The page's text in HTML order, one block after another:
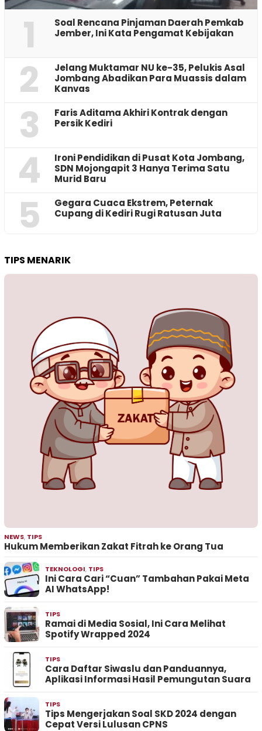
1
‎Soal Rencana Pinjaman Daerah Pemkab
Jember, Ini Kata Pengamat Kebijakan ‎
2
Jelang Muktamar NU ke-35, Pelukis Asal
Jombang Abadikan Para Muassis dalam
Kanvas
3
Faris Aditama Akhiri Kontrak dengan
Persik Kediri
4
Ironi Pendidikan di Pusat Kota Jombang,
SDN Mojongapit 3 Hanya Terima Satu
Murid Baru
5
‎Gegara Cuaca Ekstrem, Peternak
Cupang di Kediri Rugi Ratusan Juta
TIPS MENARIK
NEWS, TIPS
Hukum Memberikan Zakat Fitrah ke Orang Tua
TEKNOLOGI, TIPS
Ini Cara Cari “Cuan” Tambahan Pakai Meta
AI WhatsApp!
TIPS
Ramai di Media Sosial, Ini Cara Melihat
Spotify Wrapped 2024
TIPS
Cara Daftar Siwaslu dan Panduannya,
Aplikasi Informasi Hasil Pemungutan Suara
TIPS
Tips Mengerjakan Soal SKD 2024 dengan
Cepat Versi Lulusan CPNS